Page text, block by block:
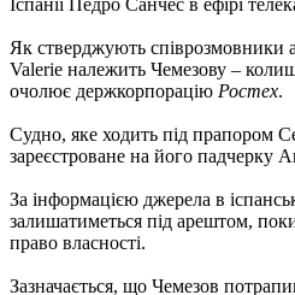
Як стверджують співрозмовники
Valerie належить Чемезову –
очолює держкорпорацію Ростех.
Судно, яке ходить під прапором
зареєстроване на його падчерку
За інформацією джерела в
залишатиметься під арештом,
право власності.
Зазначається, що Чемезов